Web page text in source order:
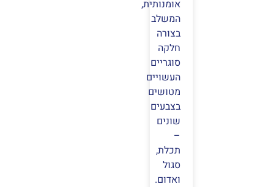
אומנותית,
המשלב
בצורה
חלקה
סוגריים
העשויים
מטושים
בצבעים
שונים
–
תכלת,
סגול
ואדום.